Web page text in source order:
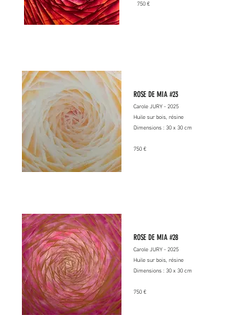
750 €
ROSE DE MIA #23
Carole JURY - 2025
Huile sur bois, résine
Dimensions : 30 x 30 cm
750 €
ROSE DE MIA #28
Carole JURY - 2025
Huile sur bois, résine
Dimensions : 30 x 30 cm
750 €